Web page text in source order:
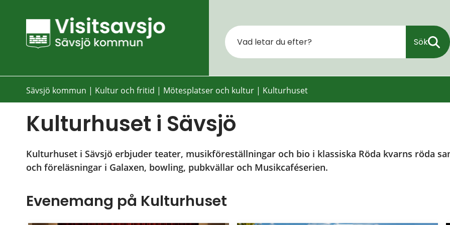
Sök
Sävsjö kommun | Kultur och fritid | Mötesplatser och kultur | Kulturhuset
Kulturhuset i Sävsjö
Kulturhuset i Sävsjö erbjuder teater, musikföreställningar och bio i klassiska Röda kvarns röda
och föreläsningar i Galaxen, bowling, pubkvällar och Musikcaféserien.
Evenemang på Kulturhuset